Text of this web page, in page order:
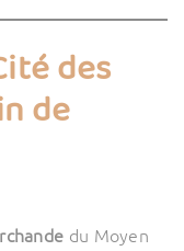
des
de
du Moyen